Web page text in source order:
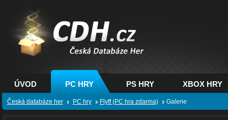
CDH.cz - hry na PC,
PS, XBOX - Česká
databáze her
ÚVOD PC HRY PS HRY XBOX HRY
Česká databáze her PC hry Flyff (PC hra zdarma) Galerie